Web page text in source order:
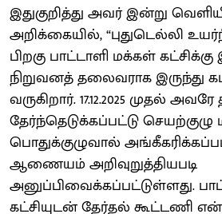
இதுகுறித்து அவர் இன்று
அறிக்கையில், “புதுடெல்லி
பிறகு பாட்டாளி மக்கள் கட்சிக்கு
நிறுவனத் தலைவராக இருந்து
வருகிறார். 17.12.2025 முதல்
தேர்ந்தெடுக்கப்பட்டு செயற்குழு
பொதுக்குழுவால்
ஆணையம் அறிவுறுத்தியபடி
அனுப்பிவைக்கப்பட்டுள்ளது.
கட்சியுடன் தேர்தல் கூட்டணி